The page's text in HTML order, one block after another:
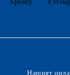
Нашият